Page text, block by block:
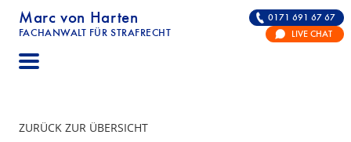
Marc von Harten
FACHANWALT FÜR STRAFRECHT
STRAFRECHT | RECHTSANWALT FÜR DIE
0171 691 67 67
LIVE CHAT
ZURÜCK ZUR ÜBERSICHT